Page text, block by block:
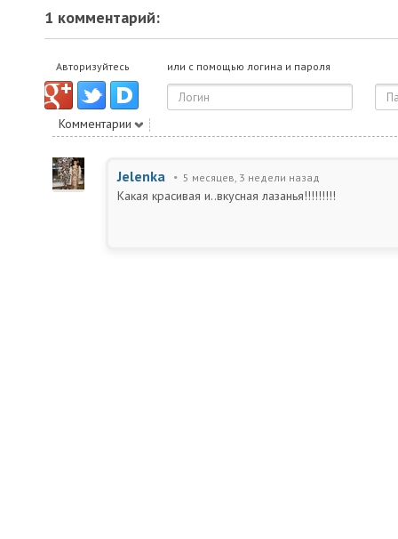
1 комментарий:
Авторизуйтесь или с помощью логина и пароля
Комментарии
Jelenka 5 месяцев, 3 недели назад
Какая красивая и..вкусная лазанья!!!!!!!!!